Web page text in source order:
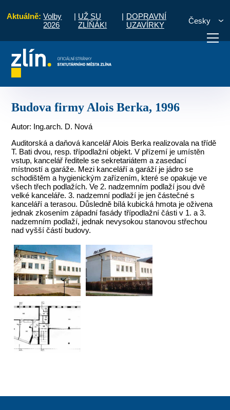
Aktuálně: Volby
2026
| UŽ SU
ZLÍŇÁK!
| DOPRAVNÍ
UZAVÍRKY
Česky
vyřídit Potřebuji zaplatit
Budova firmy Alois Berka, 1996
Autor: Ing.arch. D. Nová
Auditorská a daňová kancelář Alois Berka realizovala na třídě
T. Bati dvou, resp. třípodlažní objekt. V přízemí je umístěn
vstup, kancelář ředitele se sekretariátem a zasedací
místností a garáže. Mezi kanceláří a garáží je jádro se
schodištěm a hygienickým zařízením, které se opakuje ve
všech třech podlažích. Ve 2. nadzemním podlaží jsou dvě
velké kanceláře. 3. nadzemní podlaží je jen částečné s
kanceláří a terasou. Důsledně bílá kubická hmota je oživena
jednak zkosením západní fasády třípodlažní části v 1. a 3.
nadzemním podlaží, jednak nevysokou stanovou střechou
nad vyšší částí budovy.